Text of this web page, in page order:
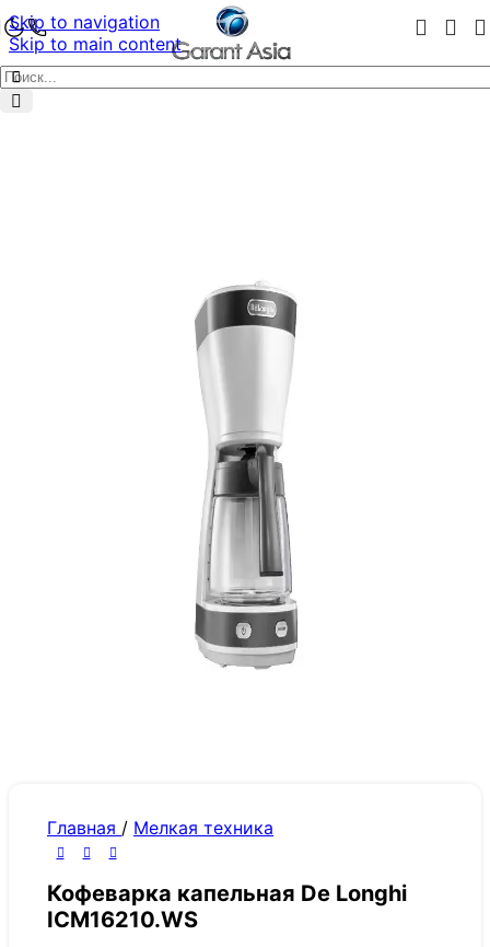
Skip to navigation
Skip to main content
Главная / Мелкая техника
Кофеварка капельная De Longhi
ICM16210.WS